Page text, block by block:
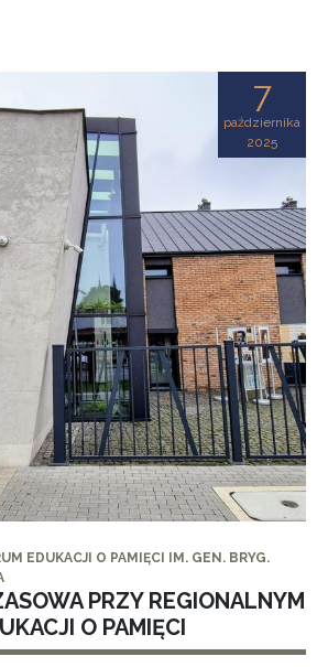
7
października
2025
EDUKACJI O PAMIĘCI IM. GEN. BRYG.
PRZY REGIONALNYM
O PAMIĘCI